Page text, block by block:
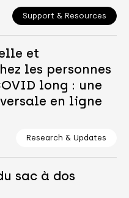
Support & Resources
et
les personnes
long : une
en ligne
Research & Updates
sac à dos